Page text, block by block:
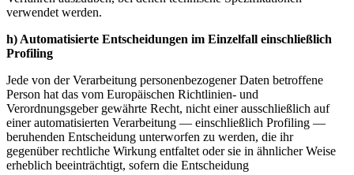
verwendet werden.
h) Automatisierte Entscheidungen im Einzelfall einschließlich
Profiling
Jede von der Verarbeitung personenbezogener Daten betroffene
Person hat das vom Europäischen Richtlinien- und
Verordnungsgeber gewährte Recht, nicht einer ausschließlich auf
einer automatisierten Verarbeitung — einschließlich Profiling —
beruhenden Entscheidung unterworfen zu werden, die ihr
gegenüber rechtliche Wirkung entfaltet oder sie in ähnlicher Weise
erheblich beeinträchtigt, sofern die Entscheidung